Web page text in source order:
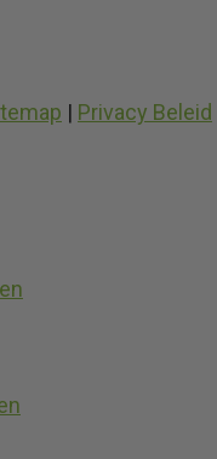
| Privacy Beleid